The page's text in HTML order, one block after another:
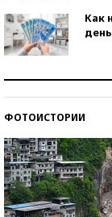
Как
ФОТОИСТОРИИ